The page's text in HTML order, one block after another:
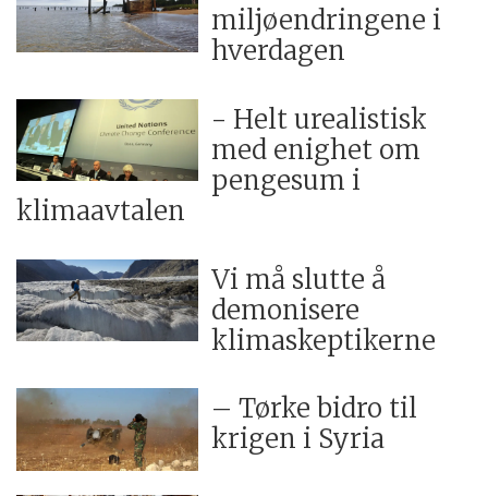
miljøendringene i
hverdagen
- Helt urealistisk
med enighet om
pengesum i
klimaavtalen
Vi må slutte å
demonisere
klimaskeptikerne
– Tørke bidro til
krigen i Syria